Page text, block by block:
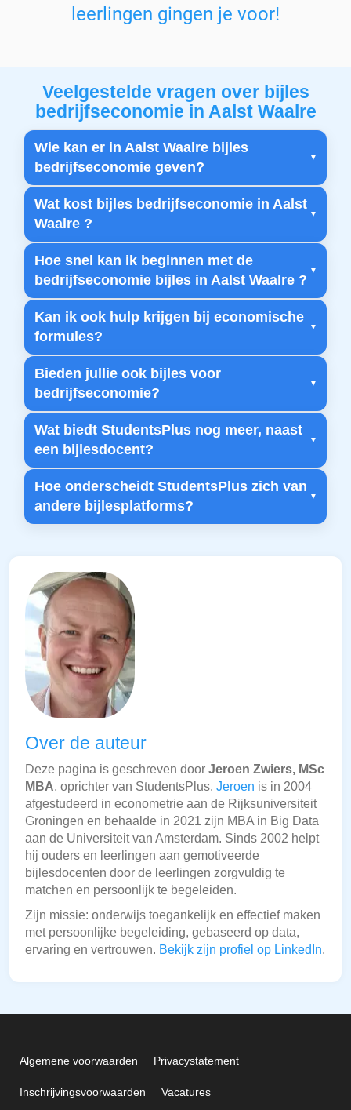
leerlingen gingen je voor!
Veelgestelde vragen over bijles
bedrijfseconomie in Aalst Waalre
Wie kan er in Aalst Waalre bijles
bedrijfseconomie geven?
Wat kost bijles bedrijfseconomie in Aalst
Waalre ?
Hoe snel kan ik beginnen met de
bedrijfseconomie bijles in Aalst Waalre ?
Kan ik ook hulp krijgen bij economische
formules?
Bieden jullie ook bijles voor
bedrijfseconomie?
Wat biedt StudentsPlus nog meer, naast
een bijlesdocent?
Hoe onderscheidt StudentsPlus zich van
andere bijlesplatforms?
Over de auteur
Deze pagina is geschreven door Jeroen Zwiers, MSc
MBA, oprichter van StudentsPlus. Jeroen is in 2004
afgestudeerd in econometrie aan de Rijksuniversiteit
Groningen en behaalde in 2021 zijn MBA in Big Data
aan de Universiteit van Amsterdam. Sinds 2002 helpt
hij ouders en leerlingen aan gemotiveerde
bijlesdocenten door de leerlingen zorgvuldig te
matchen en persoonlijk te begeleiden.
Zijn missie: onderwijs toegankelijk en effectief maken
met persoonlijke begeleiding, gebaseerd op data,
ervaring en vertrouwen. Bekijk zijn profiel op LinkedIn.
Algemene voorwaarden Privacystatement
Inschrijvingsvoorwaarden Vacatures